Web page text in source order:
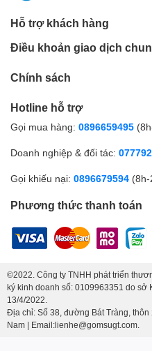
Hỗ trợ khách hàng
Điều khoản giao dịch
Chính sách
Hotline hỗ trợ
Gọi mua hàng: 0896659495
Doanh nghiệp & đối tác:
Gọi khiếu nại: 0896679594 (8h-
Phương thức thanh toán
©2022. Công ty TNHH phát triển
ký kinh doanh số: 0109963351 do
13/4/2022.
Địa chỉ: Số 38, đường Bát Tràng,
Nam | Email:lienhe@gomsugt.com.